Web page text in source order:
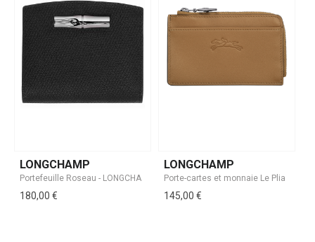
LONGCHAMP
180,00 €
LONGCHAMP
145,00 €